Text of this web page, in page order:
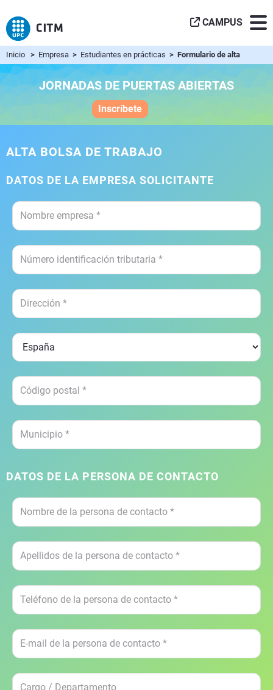
CAMPUS
Inicio > Empresa > Estudiantes en prácticas > Formulario de alta
JORNADAS DE PUERTAS ABIERTAS
Inscríbete
ALTA BOLSA DE TRABAJO
DATOS DE LA EMPRESA SOLICITANTE
DATOS DE LA PERSONA DE CONTACTO